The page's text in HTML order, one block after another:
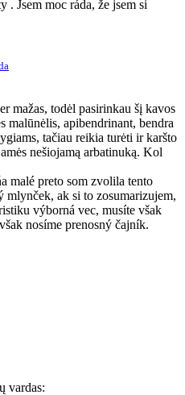
. Jsem moc ráda, že jsem si
mažas, todėl pasirinkau šį kavos
malūnėlis, apibendrinant, bendra
tačiau reikia turėti ir karšto
nešiojamą arbatinuką. Kol
malé preto som zvolila tento
ak si to zosumarizujem,
výborná vec, musíte však
nosíme prenosný čajník.
vardas: